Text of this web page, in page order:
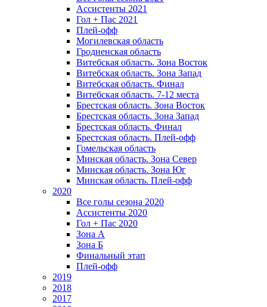
Ассистенты 2021
Гол + Пас 2021
Плей-офф
Могилевская область
Гродненская область
Витебская область. Зона Восток
Витебская область. Зона Запад
Витебская область. Финал
Витебская область. 7-12 места
Брестская область. Зона Восток
Брестская область. Зона Запад
Брестская область. Финал
Брестская область. Плей-офф
Гомельская область
Минская область. Зона Север
Минская область. Зона Юг
Минская область. Плей-офф
2020
Все голы сезона 2020
Ассистенты 2020
Гол + Пас 2020
Зона А
Зона Б
Финальный этап
Плей-офф
2019
2018
2017